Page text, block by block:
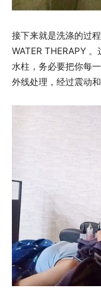
接下来就是洗涤的过
WATER THERAPY
水柱，务必要把你每
外线处理，经过震动